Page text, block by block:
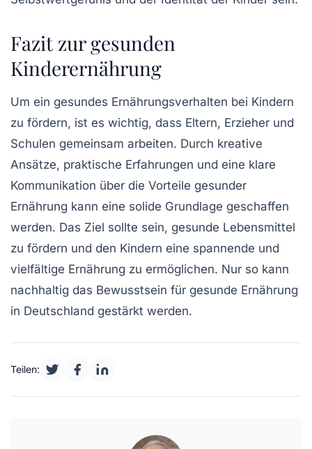
Fazit zur gesunden
Kinderernährung
Um ein gesundes Ernährungsverhalten bei Kindern
zu fördern, ist es wichtig, dass Eltern, Erzieher und
Schulen gemeinsam arbeiten. Durch kreative
Ansätze, praktische Erfahrungen und eine klare
Kommunikation über die Vorteile gesunder
Ernährung kann eine solide Grundlage geschaffen
werden. Das Ziel sollte sein, gesunde Lebensmittel
zu fördern und den Kindern eine spannende und
vielfältige Ernährung zu ermöglichen. Nur so kann
nachhaltig das Bewusstsein für gesunde Ernährung
in Deutschland gestärkt werden.
Teilen: